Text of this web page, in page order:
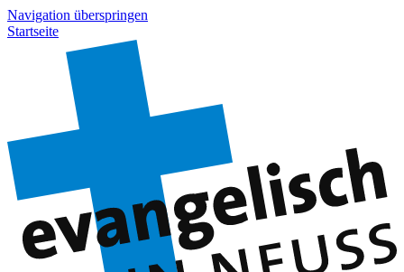
Navigation überspringen
Startseite